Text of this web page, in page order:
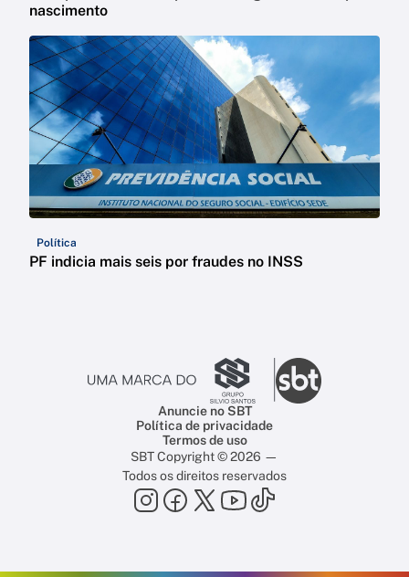
nascimento
Política
PF indicia mais seis por fraudes no INSS
Anuncie no SBT
Política de privacidade
Termos de uso
SBT Copyright © 2026 —
Todos os direitos reservados